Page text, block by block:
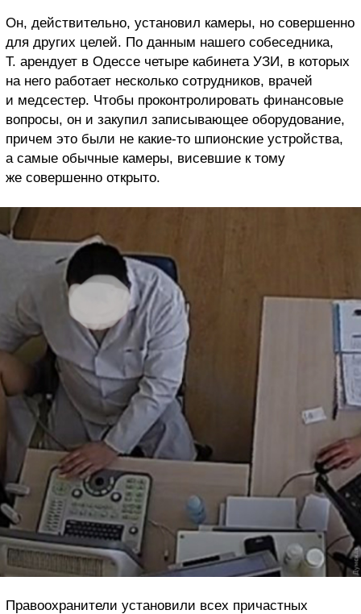
Он, действительно, установил камеры, но совершенно
для других целей. По данным нашего собеседника,
Т. арендует в Одессе четыре кабинета УЗИ, в которых
на него работает несколько сотрудников, врачей
и медсестер. Чтобы проконтролировать финансовые
вопросы, он и закупил записывающее оборудование,
причем это были не какие-то шпионские устройства,
а самые обычные камеры, висевшие к тому
же совершенно открыто.
Правоохранители установили всех причастных